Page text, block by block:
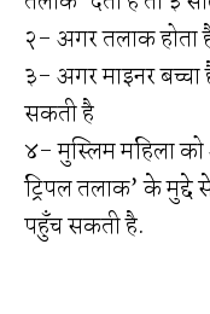
२- अगर तलाक होता
३- अगर माइनर बच्चा
सकती है
४- मुस्लिम महिला को
ट्रिपल तलाक’ के
पहुँच सकती है.